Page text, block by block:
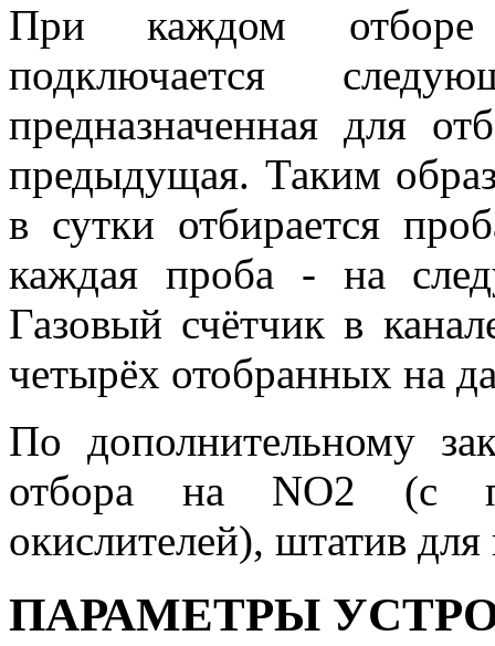
При каждом отборе
подключается
предназначенная для
предыдущая. Таким
в сутки отбирается
каждая проба - на
Газовый счётчик в
четырёх отобранных на
По дополнительному
отбора на NO2 (с
окислителей), штатив
ПАРАМЕТРЫ